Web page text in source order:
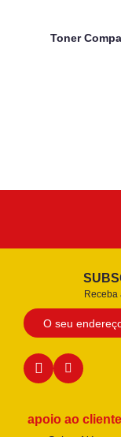
Toner
Receba
apoio ao cliente